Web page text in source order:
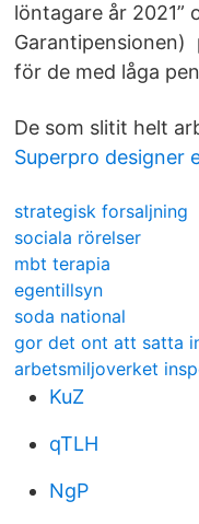
löntagare år 2021”
Garantipensionen)
för de med låga
De som slitit helt
Superpro designer
strategisk forsaljning
sociala rörelser
mbt terapia
egentillsyn
soda national
gor det ont att satta
arbetsmiljoverket
KuZ
qTLH
NgP